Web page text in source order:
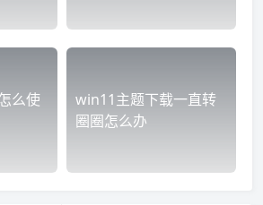
么使
win11主题下载一直转
圈圈怎么办